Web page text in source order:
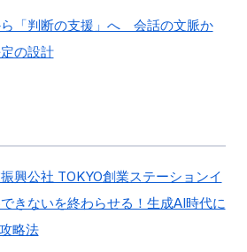
ら「判断の支援」へ 会話の文脈か
の設計
振興公社 TOKYO創業ステーションイ
きないを終わらせる！生成AI時代に
略法